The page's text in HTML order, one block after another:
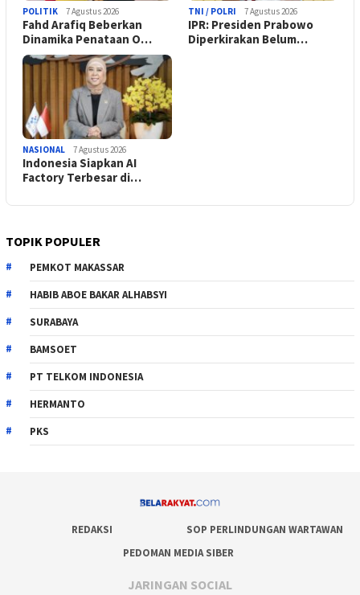
POLITIK 7 Agustus 2026
Fahd Arafiq Beberkan
Dinamika Penataan O…
TNI / POLRI 7 Agustus 2026
IPR: Presiden Prabowo
Diperkirakan Belum…
NASIONAL 7 Agustus 2026
Indonesia Siapkan AI
Factory Terbesar di…
TOPIK POPULER
PEMKOT MAKASSAR
HABIB ABOE BAKAR ALHABSYI
SURABAYA
BAMSOET
PT TELKOM INDONESIA
HERMANTO
PKS
REDAKSI
SOP PERLINDUNGAN WARTAWAN
PEDOMAN MEDIA SIBER
JARINGAN SOCIAL